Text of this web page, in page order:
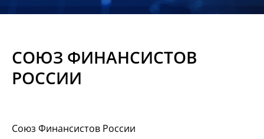
Материалы
СОЮЗ ФИНАНСИСТОВ
РОССИИ
Союз Финансистов России